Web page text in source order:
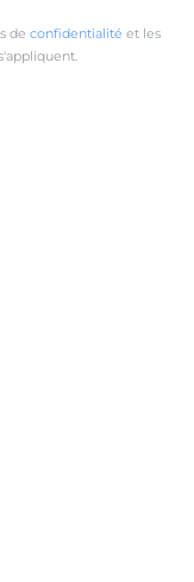
de confidentialité et les